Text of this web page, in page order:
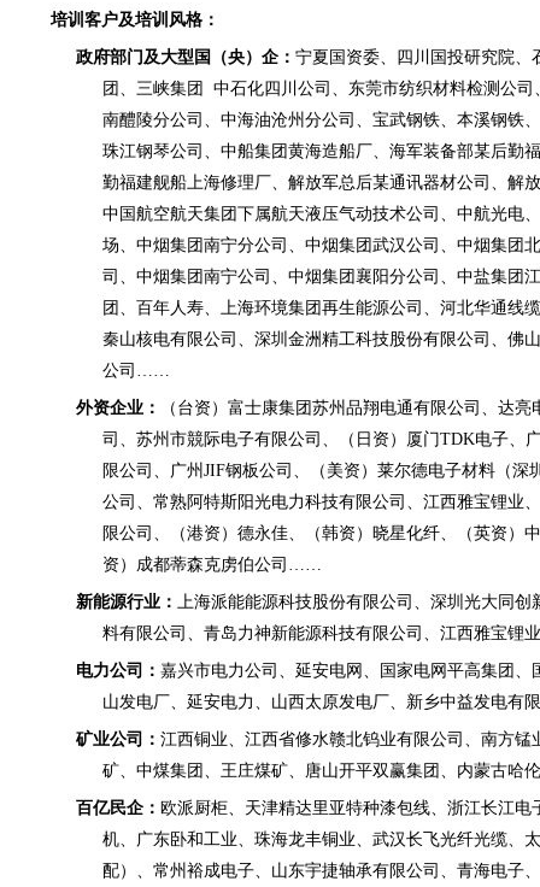
培训客户及培训风格：
政府部门及大型国（央）企： 宁夏国资委、四川国投研究院、
团、三峡集团
中石化四川公司、东莞市纺织材料检测公
南醴陵分公司、中海油沧州分公司、宝武钢铁、本溪钢铁
珠江钢琴公司、中船集团黄海造船厂、海军装备部某后勤
勤福建舰船上海修理厂、解放军总后某通讯器材公司、解
中国航空航天集团下属航天液压气动技术公司、中航光电
场、中烟集团南宁分公司、中烟集团武汉公司、中烟集团
司、中烟集团南宁公司、中烟集团襄阳分公司、中盐集团
团、百年人寿、上海环境集团再生能源公司、河北华通线
秦山核电有限公司、深圳金洲精工科技股份有限公司、佛
公司 ……
外资企业：
（台资）富士康集团苏州品翔电通有限公司、达
司、苏州市競际电子有限公司、（日资）厦门TDK电子、
限公司、广州JIF钢板公司、（美资）莱尔德电子材料（深
公司、常熟阿特斯阳光电力科技有限公司、江西雅宝锂业、
限公司、
（港资）德永佳、（韩资）晓星化纤、（英资）
资）成都蒂森克虏伯公司 ……
新能源行业： 上海派能能源科技股份有限公司、深圳光大同创
料有限公司、青岛力神新能源科技有限公司、江西雅宝锂
电力公司： 嘉兴市电力公司、延安电网、国家电网平高集团、
山发电厂、延安电力、山西太原发电厂、新乡中益发电有
矿业公司： 江西铜业、江西省修水赣北钨业有限公司、南方锰
矿、中煤集团、王庄煤矿、唐山开平双赢集团、内蒙古哈
百亿民企： 欧派厨柜、天津精达里亚特种漆包线、浙江长江电
机、广东卧和工业、珠海龙丰铜业、武汉长飞光纤光缆、
配）、常州裕成电子、山东宇捷轴承有限公司、青海电子